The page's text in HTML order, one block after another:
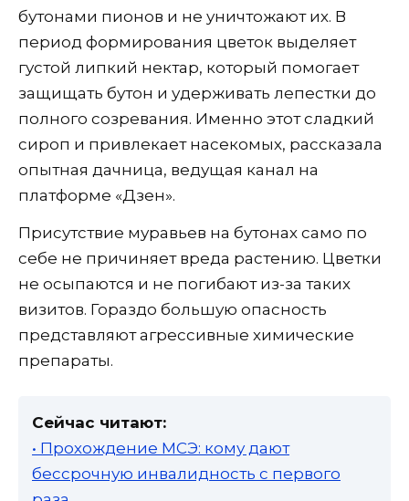
бутонами пионов и не уничтожают их. В
период формирования цветок выделяет
густой липкий нектар, который помогает
защищать бутон и удерживать лепестки до
полного созревания. Именно этот сладкий
сироп и привлекает насекомых, рассказала
опытная дачница, ведущая канал на
платформе «Дзен».
Присутствие муравьев на бутонах само по
себе не причиняет вреда растению. Цветки
не осыпаются и не погибают из-за таких
визитов. Гораздо большую опасность
представляют агрессивные химические
препараты.
Сейчас читают:
• Прохождение МСЭ: кому дают
бессрочную инвалидность с первого